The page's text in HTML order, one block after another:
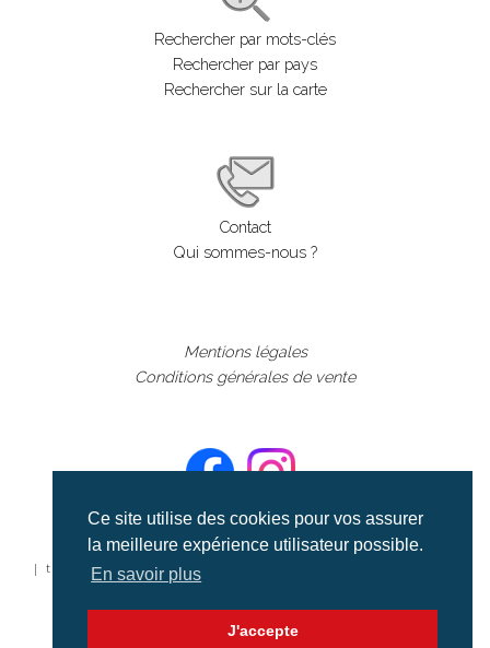
Ce site utilise des cookies pour vos assurer
la meilleure expérience utilisateur possible.
En savoir plus
J'accepte
Rechercher par mots-clés
Rechercher par pays
Rechercher sur la carte
Contact
Qui sommes-nous ?
Mentions légales
Conditions générales de vente
©aerialcollection marque déposée 2024
| tous droits réservés | aerialcollection.fr banque d'images
aériennes et documentaires video et cinéma |